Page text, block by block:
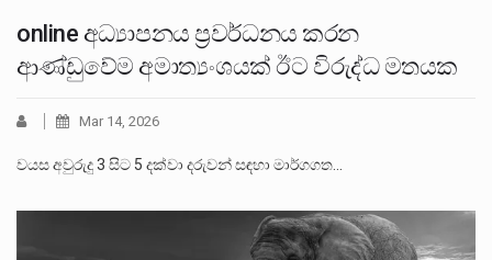
online අධ්‍යාපනය ප්‍රවර්ධනය කරන
ආණ්ඩුවේම අමාත්‍යංශයක් ඊට විරුද්ධ මතයක
Mar 14, 2026
වයස අවුරුදු 3 සිට 5 දක්වා දරුවන් සඳහා මාර්ගගත…